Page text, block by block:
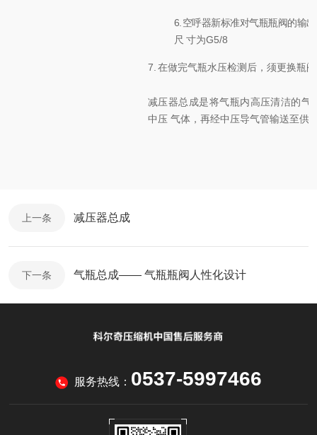
6. 空呼器新标准对气瓶瓶阀的输
尺 寸为G5/8
7. 在做完气瓶水压检测后，须更换瓶阀
减压器总成是将气瓶内高压清洁的气
中压 气体，再经中压导气管输送至供
上一条 减压器总成
下一条 气瓶总成—— 气瓶瓶阀人性化设计
服务热线： 0537-5997466